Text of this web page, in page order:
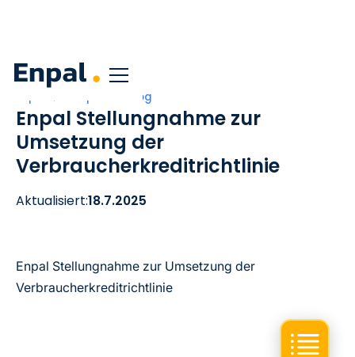
Enpal Corporate Blog
Enpal Stellungnahme zur
Umsetzung der
Verbraucherkreditrichtlinie
Aktualisiert:18.7.2025
Enpal Stellungnahme zur Umsetzung der
Verbraucherkreditrichtlinie